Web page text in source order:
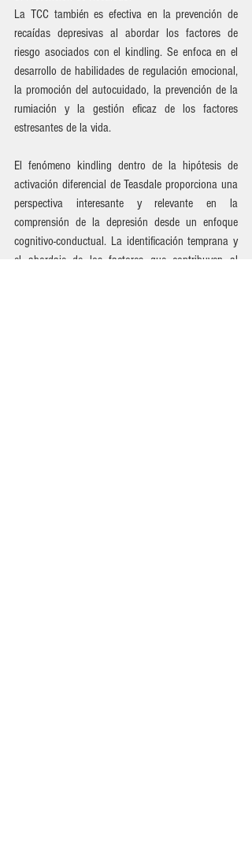
La TCC también es efectiva en la prevención de
recaídas depresivas al abordar los factores de
riesgo asociados con el kindling. Se enfoca en el
desarrollo de habilidades de regulación emocional,
la promoción del autocuidado, la prevención de la
rumiación y la gestión eficaz de los factores
estresantes de la vida.
El fenómeno kindling dentro de la hipótesis de
activación diferencial de Teasdale proporciona una
perspectiva interesante y relevante en la
comprensión de la depresión desde un enfoque
cognitivo-conductual. La identificación temprana y
el abordaje de los factores que contribuyen al